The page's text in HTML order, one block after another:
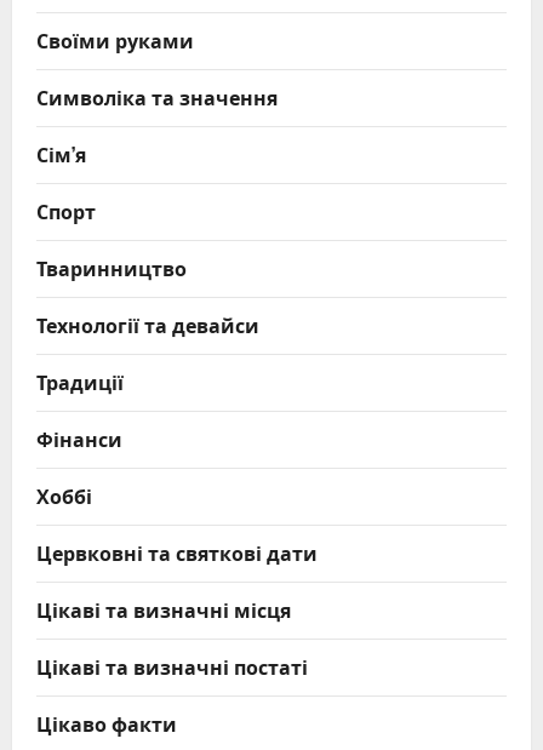
Своїми руками
Символіка та значення
Сім’я
Спорт
Тваринництво
Технології та девайси
Традиції
Фінанси
Хоббі
Цервковні та святкові дати
Цікаві та визначні місця
Цікаві та визначні постаті
Цікаво факти